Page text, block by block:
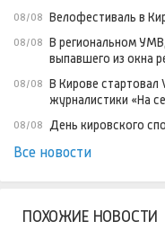
08/08 Велофестиваль в
08/08 В региональном
выпавшего из окна
08/08 В Кирове стартовал
журналистики «На
08/08 День кировского
Все новости
ПОХОЖИЕ НОВОСТИ